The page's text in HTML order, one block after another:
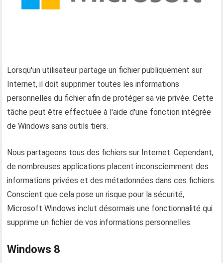
Lorsqu'un utilisateur partage un fichier publiquement sur
Internet, il doit supprimer toutes les informations
personnelles du fichier afin de protéger sa vie privée. Cette
tâche peut être effectuée à l'aide d'une fonction intégrée
de Windows sans outils tiers.
Nous partageons tous des fichiers sur Internet. Cependant,
de nombreuses applications placent inconsciemment des
informations privées et des métadonnées dans ces fichiers.
Conscient que cela pose un risque pour la sécurité,
Microsoft Windows inclut désormais une fonctionnalité qui
supprime un fichier de vos informations personnelles.
Windows 8